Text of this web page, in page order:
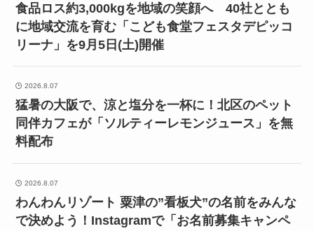
食品ロス約3,000kgを地域の笑顔へ 40社ととも
に地域交流を育む「こども食堂フェスタデピッコ
リーナ」を9月5日(土)開催
2026.8.07
猛暑の大阪で、涼と塩分を一杯に！北区のペット
同伴カフェが「ソルティーレモンジュース」を無
料配布
2026.8.07
わんわんリゾート 粟津の”看板犬”の名前をみんな
で決めよう！Instagramで「お名前募集キャンペ